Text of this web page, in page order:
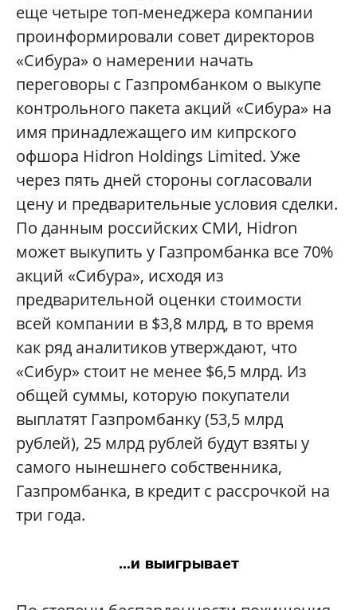
еще четыре топ-менеджера компании
проинформировали совет директоров
«Сибура» о намерении начать
переговоры с Газпромбанком о выкупе
контрольного пакета акций «Сибура» на
имя принадлежащего им кипрского
офшора Hidron Holdings Limited. Уже
через пять дней стороны согласовали
цену и предварительные условия сделки.
По данным российских СМИ, Hidron
может выкупить у Газпромбанка все 70%
акций «Сибура», исходя из
предварительной оценки стоимости
всей компании в $3,8 млрд, в то время
как ряд аналитиков утверждают, что
«Сибур» стоит не менее $6,5 млрд. Из
общей суммы, которую покупатели
выплатят Газпромбанку (53,5 млрд
рублей), 25 млрд рублей будут взяты у
самого нынешнего собственника,
Газпромбанка, в кредит с рассрочкой на
три года.
...и выигрывает